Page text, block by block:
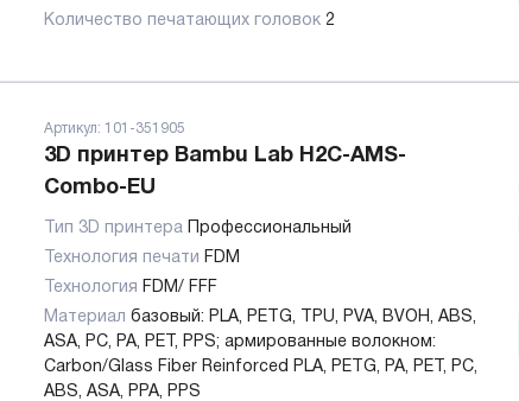
Количество печатающих головок 2
Артикул: 101-351905
3D принтер Bambu Lab H2C-AMS-
Combo-EU
Тип 3D принтера
Профессиональный
Технология печати FDM
Технология FDM/ FFF
Материал базовый: PLA, PETG, TPU, PVA, BVOH, ABS,
ASA, PC, PA, PET, PPS; армированные волокном:
Carbon/Glass Fiber Reinforced PLA, PETG, PA, PET, PC,
ABS, ASA, PPA, PPS